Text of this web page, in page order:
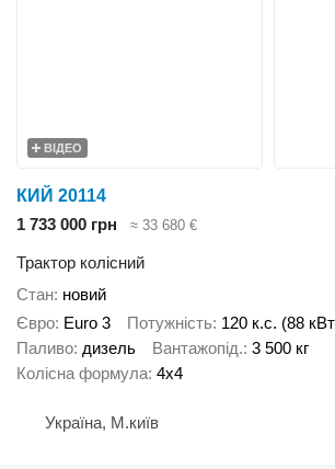
ВІДЕО
КИЙ 20114
1 733 000 грн
≈ 33 680 €
Трактор колісний
Стан новий
Євро Euro 3 Потужність 120 к.с. (88
Паливо дизель Вантажопід. 3 500 кг
Колісна формула 4x4
Україна, М.київ